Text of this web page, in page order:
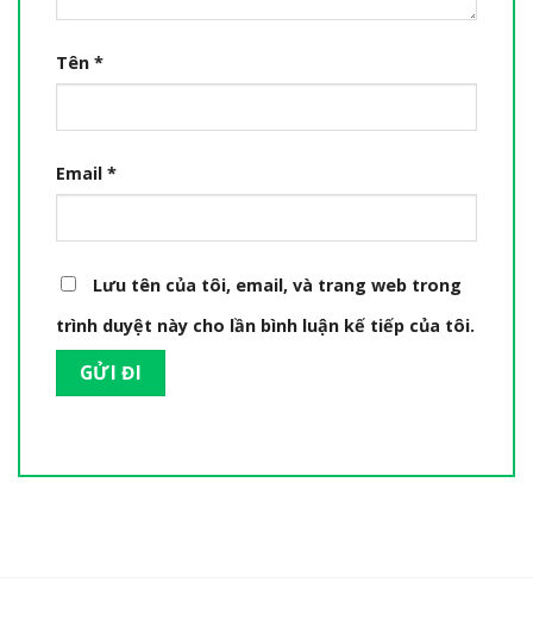
Tên *
Email *
Lưu tên của tôi, email, và trang web trong
trình duyệt này cho lần bình luận kế tiếp của tôi.